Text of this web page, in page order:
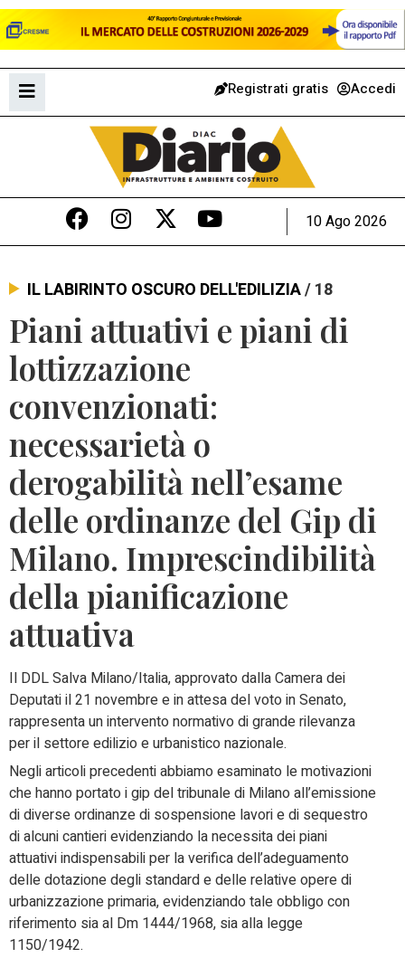
Registrati gratis Accedi
10 Ago 2026
IL LABIRINTO OSCURO DELL'EDILIZIA/ 18
Piani attuativi e piani di
lottizzazione
convenzionati:
necessarietà o
derogabilità nell’esame
delle ordinanze del Gip di
Milano. Imprescindibilità
della pianificazione
attuativa
Il DDL Salva Milano/Italia, approvato dalla Camera dei
Deputati il 21 novembre e in attesa del voto in Senato,
rappresenta un intervento normativo di grande rilevanza
per il settore edilizio e urbanistico nazionale.
Negli articoli precedenti abbiamo esaminato le motivazioni
che hanno portato i gip del tribunale di Milano all’emissione
di diverse ordinanze di sospensione lavori e di sequestro
di alcuni cantieri evidenziando la necessita dei piani
attuativi indispensabili per la verifica dell’adeguamento
delle dotazione degli standard e delle relative opere di
urbanizzazione primaria, evidenziando tale obbligo con
riferimento sia al Dm 1444/1968, sia alla legge
1150/1942.